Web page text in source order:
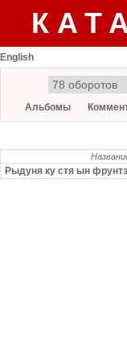
English
Альбомы
Рыдуня ку стя ын фрунтэ